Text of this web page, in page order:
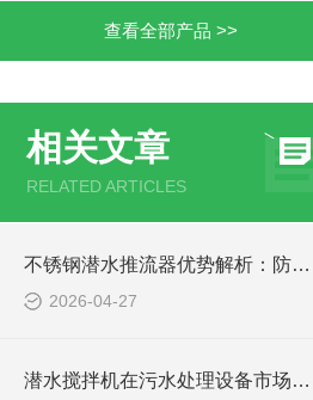
查看全部产品 >>
相关文章
RELATED ARTICLES
不锈钢潜水推流器优势解析：防腐耐用污水处理设备
2026-04-27
潜水搅拌机在污水处理设备市场的发展及产品优势